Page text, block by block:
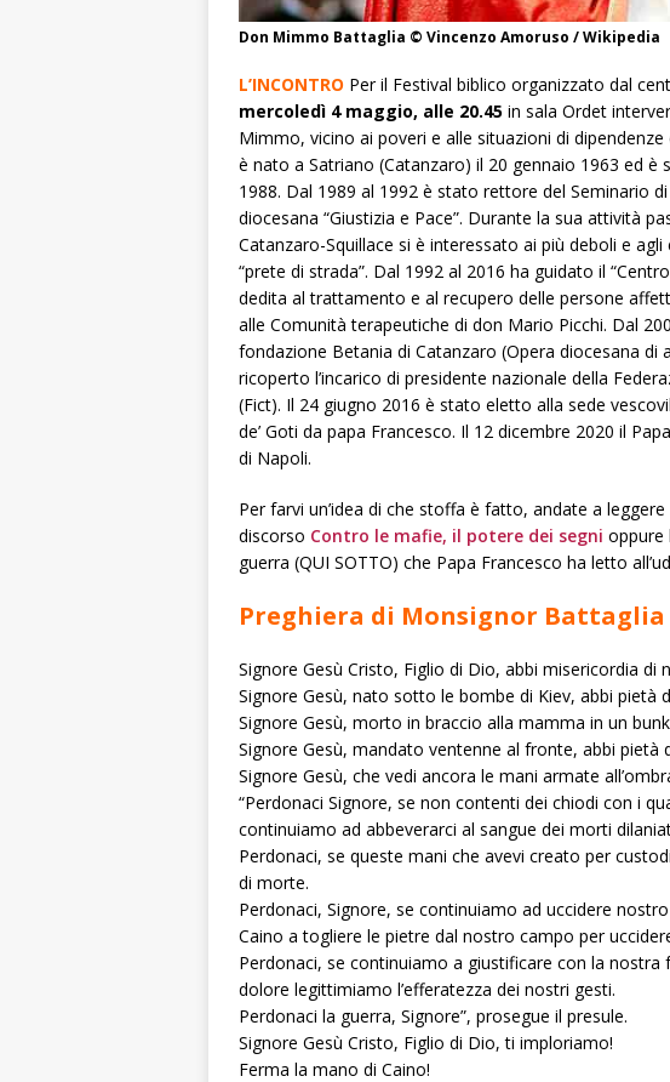
Don Mimmo Battaglia © Vincenzo Amoruso / Wikipedia
L’INCONTRO Per il Festival biblico organizzato dal
mercoledì 4 maggio, alle 20.45 in sala Ordet
Mimmo, vicino ai poveri e alle situazioni di
è nato a Satriano (Catanzaro) il 20 gennaio 1963 ed
1988. Dal 1989 al 1992 è stato rettore del Seminario
diocesana “Giustizia e Pace”. Durante la sua attività
Catanzaro-Squillace si è interessato ai più deboli e
“prete di strada”. Dal 1992 al 2016 ha guidato il
dedita al trattamento e al recupero delle persone
alle Comunità terapeutiche di don Mario Picchi. Dal
fondazione Betania di Catanzaro (Opera diocesana di
ricoperto l’incarico di presidente nazionale della
(Fict). Il 24 giugno 2016 è stato eletto alla sede
de’ Goti da papa Francesco. Il 12 dicembre 2020 il
di Napoli.
Per farvi un’idea di che stoffa è fatto, andate a
discorso Contro le mafie, il potere dei segni oppure
guerra (QUI SOTTO) che Papa Francesco ha letto
Preghiera di Monsignor Battaglia
Signore Gesù Cristo, Figlio di Dio, abbi misericordia di
Signore Gesù, nato sotto le bombe di Kiev, abbi pietà
Signore Gesù, morto in braccio alla mamma in un
Signore Gesù, mandato ventenne al fronte, abbi pietà
Signore Gesù, che vedi ancora le mani armate
“Perdonaci Signore, se non contenti dei chiodi con i
continuiamo ad abbeverarci al sangue dei morti
Perdonaci, se queste mani che avevi creato per
di morte.
Perdonaci, Signore, se continuiamo ad uccidere
Caino a togliere le pietre dal nostro campo per
Perdonaci, se continuiamo a giustificare con la
dolore legittimiamo l’efferatezza dei nostri gesti.
Perdonaci la guerra, Signore”, prosegue il presule.
Signore Gesù Cristo, Figlio di Dio, ti imploriamo!
Ferma la mano di Caino!